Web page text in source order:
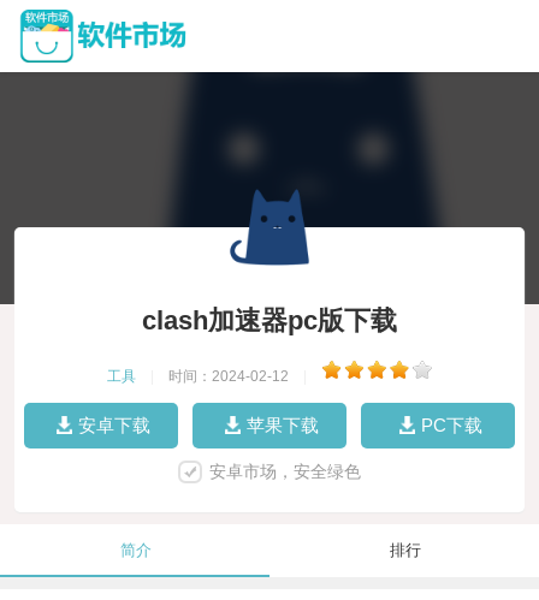
clash加速器pc版下载
工具 时间：2024-02-12
安卓下载 苹果下载 PC下载
安卓市场，安全绿色
简介 排行